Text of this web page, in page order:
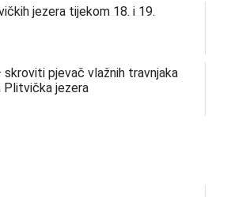
jezera tijekom 18. i 19.
pjevač vlažnih travnjaka
Plitvička jezera